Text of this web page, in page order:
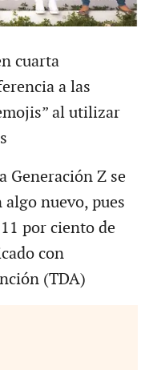
cuarta
a las
al utilizar
Generación Z se
nuevo, pues
por ciento de
con
(TDA)